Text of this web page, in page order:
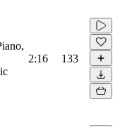
2:16 133